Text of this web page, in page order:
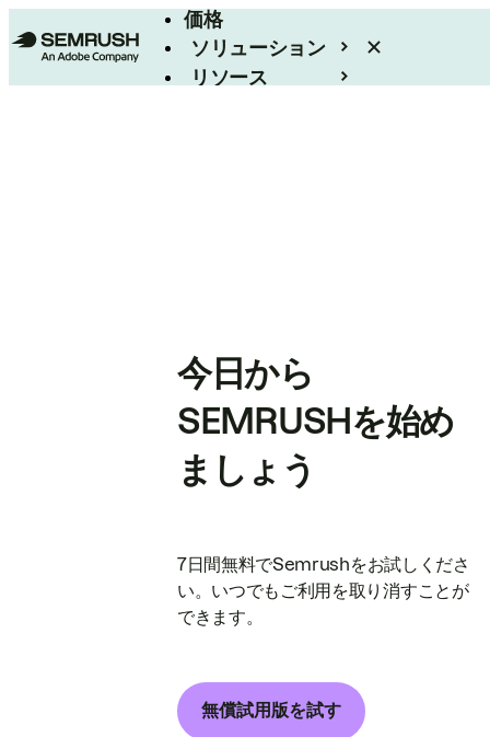
価格
ソリューション
リソース
今日から
SEMRUSHを始め
ましょう
7日間無料でSemrushをお試しくださ
い。いつでもご利用を取り消すことが
できます。
無償試用版を試す